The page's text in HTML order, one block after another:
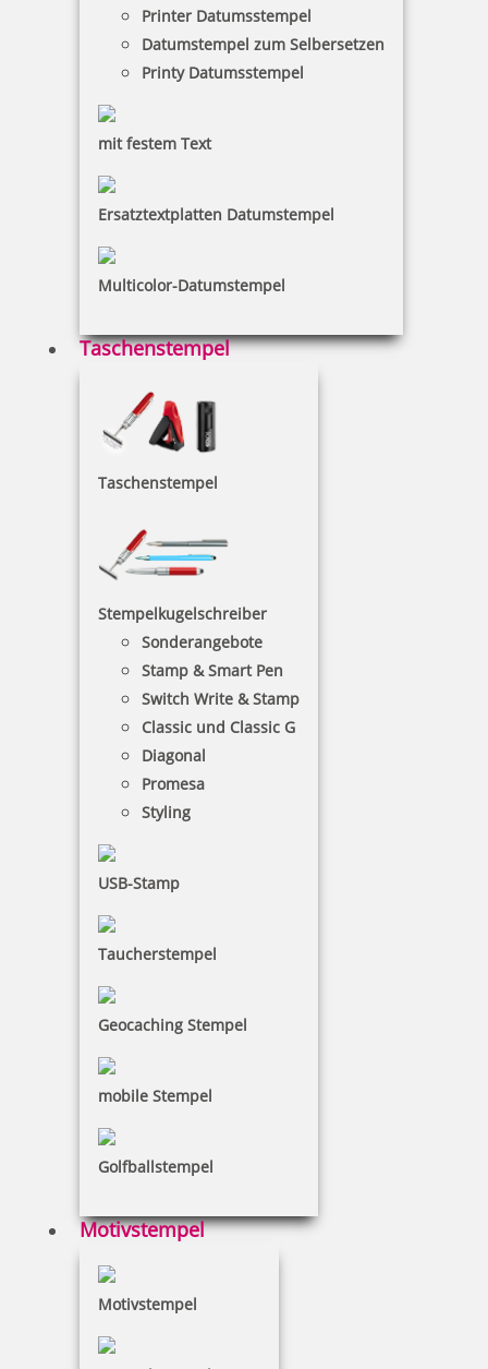
Printer Datumsstempel
Datumstempel zum Selbersetzen
Printy Datumsstempel
mit festem Text
Ersatztextplatten Datumstempel
Multicolor-Datumstempel
Taschenstempel
Taschenstempel
Stempelkugelschreiber
Sonderangebote
Stamp & Smart Pen
Switch Write & Stamp
Classic und Classic G
Diagonal
Promesa
Styling
USB-Stamp
Taucherstempel
Geocaching Stempel
mobile Stempel
Golfballstempel
Motivstempel
Motivstempel
12,80 €
Metallstempelfarbe 8081 P 50 ml
13,05 €
Stempelfarbe 8122 P 50 ml für Etiketten, Papier,
Medizinverpackungen
Spezialstempelfarbe 840 P 50 ml für Metall und abwischbare
10,50 €